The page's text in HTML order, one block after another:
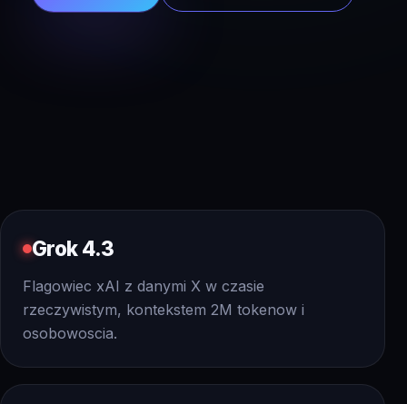
Grok 4.3
Flagowiec xAI z danymi X w czasie
rzeczywistym, kontekstem 2M tokenow i
osobowoscia.